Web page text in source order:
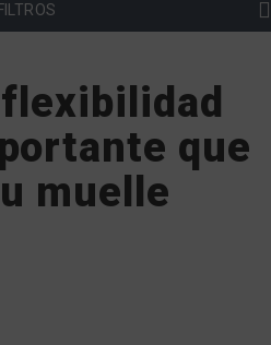
FILTROS
que
muelle